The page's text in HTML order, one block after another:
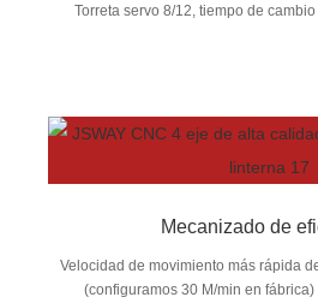
Torreta servo 8/12, tiempo de
Mecanizado de
Velocidad de movimiento más rápida
(configuramos 30 M/min en